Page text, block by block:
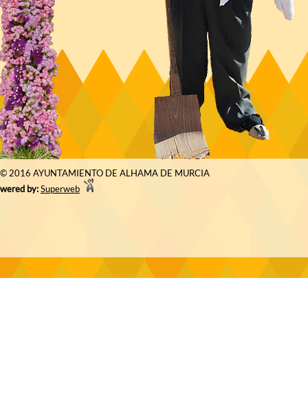
© 2016 AYUNTAMIENTO DE ALHAMA DE MURCIA
by:Superweb